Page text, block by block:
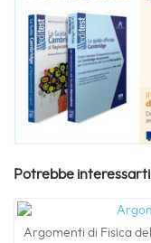
Potrebbe
Argomenti di Fisica